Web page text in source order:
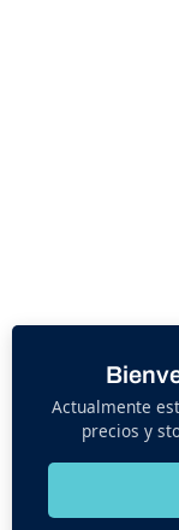
Actualmente
precios y